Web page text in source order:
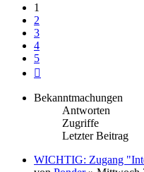
1
2
3
4
5
Bekanntmachungen
Antworten
Zugriffe
Letzter Beitrag
WICHTIG: Zugang